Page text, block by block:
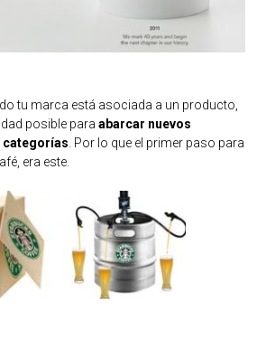
tu marca está asociada a un producto,
posible para abarcar nuevos
categorías. Por lo que el primer paso para
era este.